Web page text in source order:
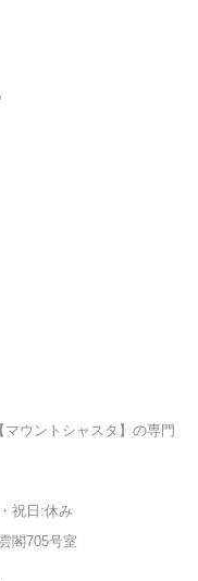
ウントシャスタ】の専門
祝日:休み
閣705号室